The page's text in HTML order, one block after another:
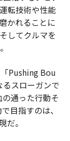
転技術や性能
かれることに
してクルマを
Pushing Bou
スローガンで
通った行動そ
目指すのは、
だ。